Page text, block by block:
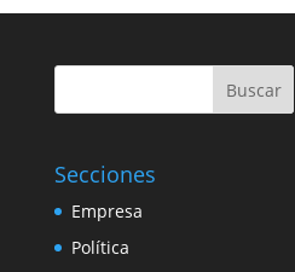
Buscar
Secciones
Empresa
Política